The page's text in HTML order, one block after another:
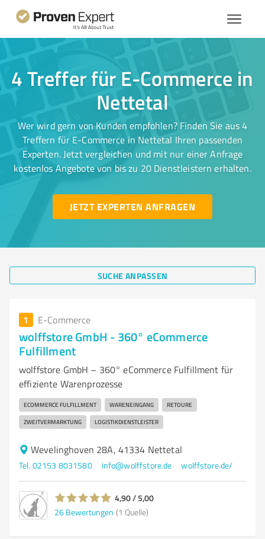
4 Treffer für E-Commerce in
Nettetal
Wer wird gern von Kunden empfohlen? Finden Sie aus 4
Treffern für E-Commerce in Nettetal Ihren passenden
Experten. Jetzt vergleichen und mit nur einer Anfrage
kostenlos Angebote von bis zu 20 Dienstleistern erhalten.
JETZT EXPERTEN ANFRAGEN
SUCHE ANPASSEN
1 E-Commerce
wolffstore GmbH - 360° eCommerce
Fulfillment
wolffstore GmbH – 360° eCommerce Fulfillment für
effiziente Warenprozesse
ECOMMERCE FULFILLMENT WARENEINGANG RETOURE
ZWEITVERMARKTUNG LOGISTIKDIENSTLEISTER
Wevelinghoven 28A, 41334 Nettetal
Tel. 02153 8031580 info@wolffstore.de wolffstore.de/
4,90 / 5,00
26 Bewertungen (1 Quelle)